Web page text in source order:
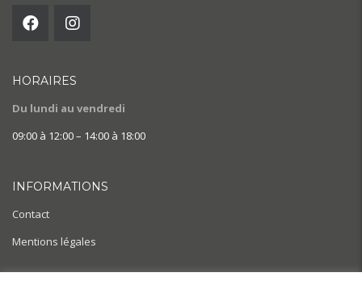
HORAIRES
Du lundi au vendredi
09:00 à 12:00 – 14:00 à 18:00
INFORMATIONS
Contact
Mentions légales